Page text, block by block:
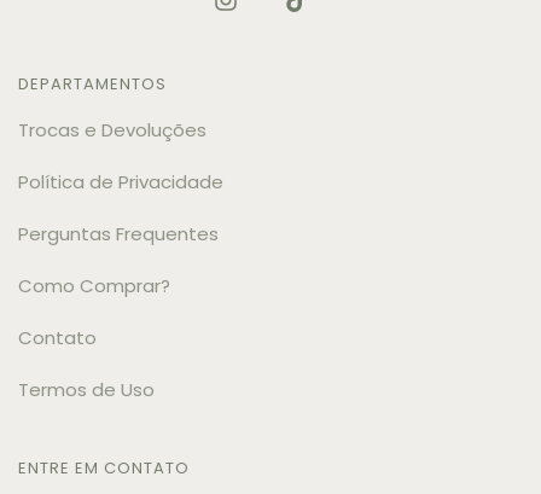
DEPARTAMENTOS
Trocas e Devoluções
Política de Privacidade
Perguntas Frequentes
Como Comprar?
Contato
Termos de Uso
ENTRE EM CONTATO